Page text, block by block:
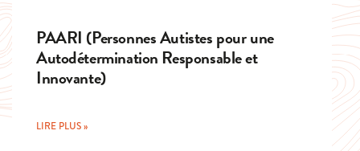
PAARI (Personnes Autistes pour une
Autodétermination Responsable et
Innovante)
LIRE PLUS »